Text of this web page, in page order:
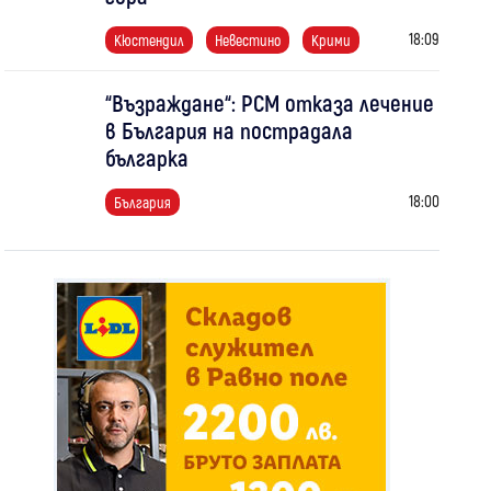
Кюстендил Невестино Крими 18:09
“Възраждане“: РСМ отказа лечение
в България на пострадала
българка
България 18:00